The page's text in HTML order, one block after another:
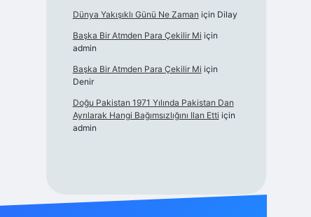
Dünya Yakışıklı Günü Ne Zaman için Dilay
Başka Bir Atmden Para Çekilir Mi için
admin
Başka Bir Atmden Para Çekilir Mi için
Denir
Doğu Pakistan 1971 Yılında Pakistan Dan
Ayrılarak Hangi Bağımsızlığını Ilan Etti için
admin